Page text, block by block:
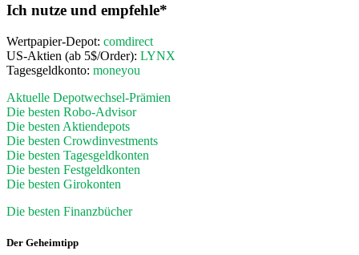
Ich nutze und empfehle*
Wertpapier-Depot: comdirect
US-Aktien (ab 5$/Order): LYNX
Tagesgeldkonto: moneyou
Aktuelle Depotwechsel-Prämien
Die besten Robo-Advisor
Die besten Aktiendepots
Die besten Crowdinvestments
Die besten Tagesgeldkonten
Die besten Festgeldkonten
Die besten Girokonten
Die besten Finanzbücher
Der Geheimtipp